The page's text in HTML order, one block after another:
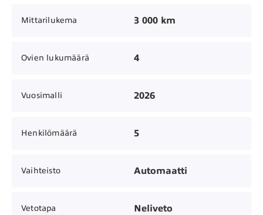
Mittarilukema 3 000 km
Ovien lukumäärä 4
Vuosimalli 2026
Henkilömäärä 5
Vaihteisto Automaatti
Vetotapa Neliveto